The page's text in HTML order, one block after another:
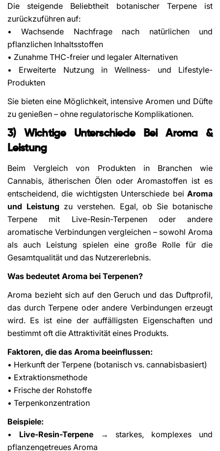
Die steigende Beliebtheit botanischer Terpene ist
zurückzuführen auf:
• Wachsende Nachfrage nach natürlichen und
pflanzlichen Inhaltsstoffen
• Zunahme THC-freier und legaler Alternativen
• Erweiterte Nutzung in Wellness- und Lifestyle-
Produkten
Sie bieten eine Möglichkeit, intensive Aromen und Düfte
zu genießen – ohne regulatorische Komplikationen.
3) Wichtige Unterschiede Bei Aroma &
Leistung
Beim Vergleich von Produkten in Branchen wie
Cannabis, ätherischen Ölen oder Aromastoffen ist es
entscheidend, die wichtigsten Unterschiede bei Aroma
und Leistung zu verstehen. Egal, ob Sie botanische
Terpene mit Live-Resin-Terpenen oder andere
aromatische Verbindungen vergleichen – sowohl Aroma
als auch Leistung spielen eine große Rolle für die
Gesamtqualität und das Nutzererlebnis.
Was bedeutet Aroma bei Terpenen?
Aroma bezieht sich auf den Geruch und das Duftprofil,
das durch Terpene oder andere Verbindungen erzeugt
wird. Es ist eine der auffälligsten Eigenschaften und
bestimmt oft die Attraktivität eines Produkts.
Faktoren, die das Aroma beeinflussen:
• Herkunft der Terpene (botanisch vs. cannabisbasiert)
• Extraktionsmethode
• Frische der Rohstoffe
• Terpenkonzentration
Beispiele:
• Live-Resin-Terpene→ starkes, komplexes und
pflanzengetreues Aroma